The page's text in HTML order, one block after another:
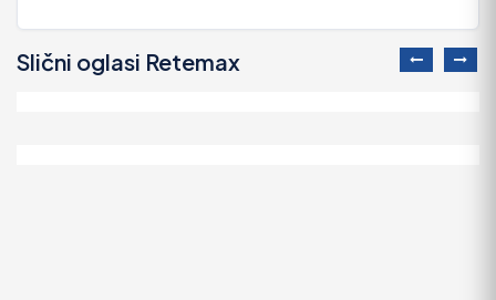
Slični oglasi Retemax